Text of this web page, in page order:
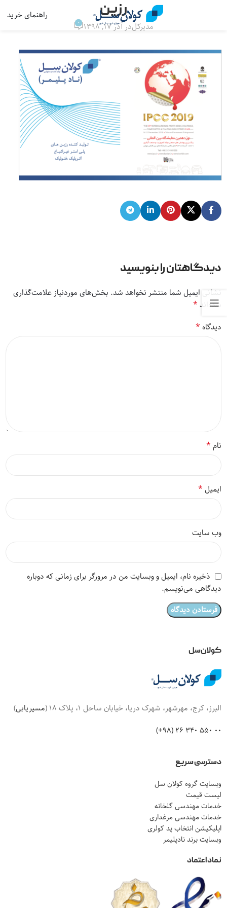
راهنمای خرید رزین
مدیرکلدر آذر ۱۷, ۱۳۹۸ 0
دیدگاهتان را بنویسید
نشانی ایمیل شما منتشر نخواهد شد. بخش‌های موردنیاز علامت‌گذاری
شده‌اند*
دیدگاه*
نام*
ایمیل*
وب‌ سایت
ذخیره نام، ایمیل و وبسایت من در مرورگر برای زمانی که دوباره
دیدگاهی می‌نویسم.
کولان‌سل
البرز، کرج، مهرشهر، شهرک دریا، خیابان ساحل 1، پلاک 18 ( مسیریابی)
00 550 340 26 (98+)
دسترسی سریع
وبسایت گروه کولان سل
لیست قیمت
خدمات مهندسی گلخانه
خدمات مهندسی مرغداری
اپلیکیشن انتخاب پد کولری
وبسایت برند نادپلیمر
نماد اعتماد